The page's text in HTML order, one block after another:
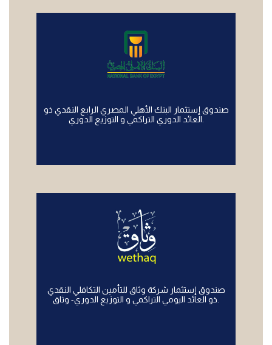
صندوق إستثمار البنك الأهلي المصري الرابع النقدي ذو
صندوق إستثمار شركة وثاق للتأمين التكافلي النقدي